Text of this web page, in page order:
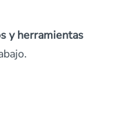
y herramientas